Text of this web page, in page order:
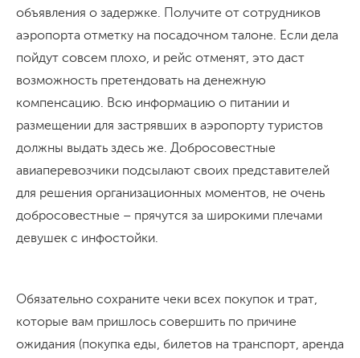
объявления о задержке. Получите от сотрудников
аэропорта отметку на посадочном талоне. Если дела
пойдут совсем плохо, и рейс отменят, это даст
возможность претендовать на денежную
компенсацию. Всю информацию о питании и
размещении для застрявших в аэропорту туристов
должны выдать здесь же. Добросовестные
авиаперевозчики подсылают своих представителей
для решения организационных моментов, не очень
добросовестные – прячутся за широкими плечами
девушек с инфостойки.
Обязательно сохраните чеки всех покупок и трат,
которые вам пришлось совершить по причине
ожидания (покупка еды, билетов на транспорт, аренда